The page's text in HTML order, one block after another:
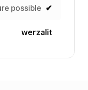
possible ✔
werzalit